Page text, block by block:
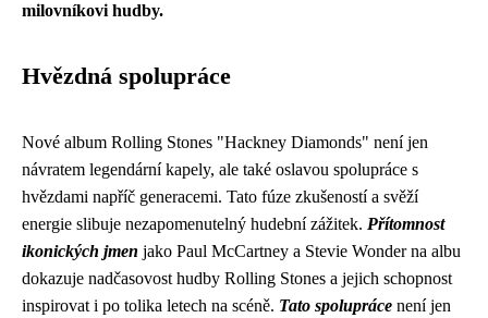
milovníkovi hudby.
Hvězdná spolupráce
Nové album Rolling Stones "Hackney Diamonds" není jen
návratem legendární kapely, ale také oslavou spolupráce s
hvězdami napříč generacemi. Tato fúze zkušeností a svěží
energie slibuje nezapomenutelný hudební zážitek. Přítomnost
ikonických jmen jako Paul McCartney a Stevie Wonder na albu
dokazuje nadčasovost hudby Rolling Stones a jejich schopnost
inspirovat i po tolika letech na scéně. Tato spolupráce není jen